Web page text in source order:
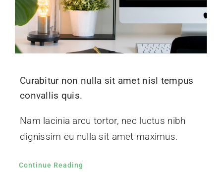
Curabitur non nulla sit amet nisl tempus
convallis quis.
Nam lacinia arcu tortor, nec luctus nibh
dignissim eu nulla sit amet maximus.
Continue Reading